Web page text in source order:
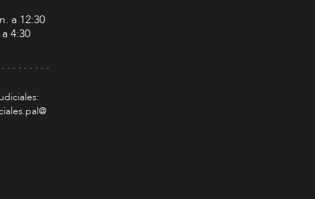
a 12:30
4:30
. . . . . . . .